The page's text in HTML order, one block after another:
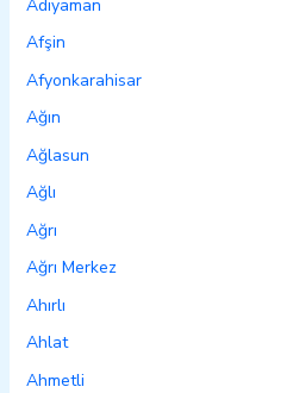
Adıyaman
Afşin
Afyonkarahisar
Ağın
Ağlasun
Ağlı
Ağrı
Ağrı Merkez
Ahırlı
Ahlat
Ahmetli